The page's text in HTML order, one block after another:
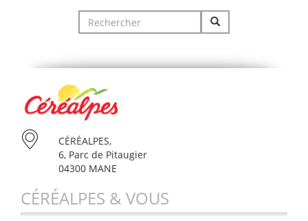
Search
for:
CÉRÉALPES,
6, Parc de Pitaugier
04300 MANE
CÉRÉALPES & VOUS